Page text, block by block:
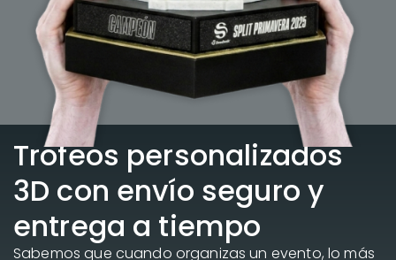
Trofeos personalizados
3D con envío seguro y
entrega a tiempo
Sabemos que cuando organizas un evento, lo más